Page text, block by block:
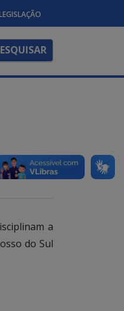
a
do Sul